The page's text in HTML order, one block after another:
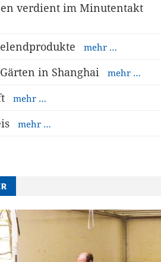
verdient im Minutentakt
mehr …
in Shanghai mehr …
mehr …
mehr …